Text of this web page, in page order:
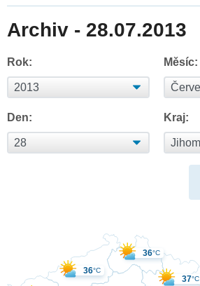
Archiv - 28.07.2013
Rok: Měsíc:
Den: Kraj:
37°C
36°C
36°C